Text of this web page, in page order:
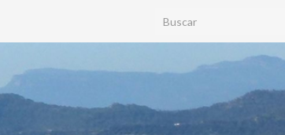
Search for: